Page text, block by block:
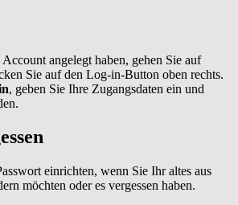
angelegt haben, gehen Sie auf
Sie auf den Log-in-Button oben rechts.
, geben Sie Ihre Zugangsdaten ein und
einrichten, wenn Sie Ihr altes aus
möchten oder es vergessen haben.